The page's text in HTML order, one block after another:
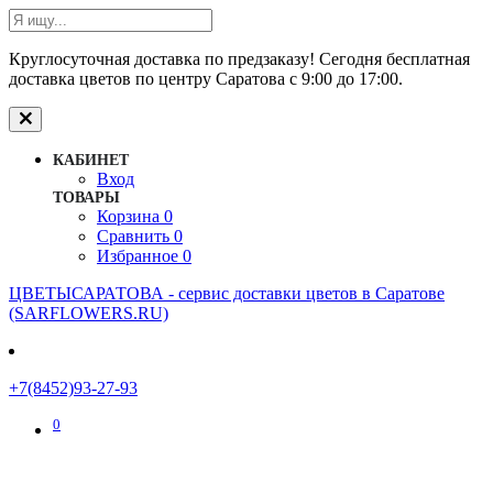
Круглосуточная доставка по предзаказу! Сегодня бесплатная
доставка цветов по центру Саратова с 9:00 до 17:00.
КАБИНЕТ
Вход
ТОВАРЫ
Корзина 0
Сравнить 0
Избранное 0
ЦВЕТЫСАРАТОВА - cервис доставки цветов в Саратове
(SARFLOWERS.RU)
+7(8452)93-27-93
0